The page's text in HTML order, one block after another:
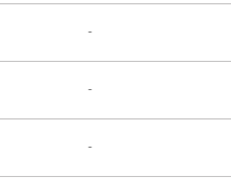
-
-
-